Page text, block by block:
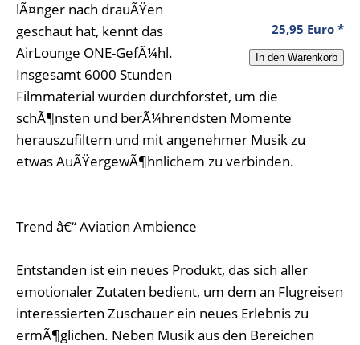
25,95 Euro *
lÃ¤nger nach drauÃŸen
geschaut hat, kennt das
AirLounge ONE-GefÃ¼hl.
Insgesamt 6000 Stunden
Filmmaterial wurden durchforstet, um die
schÃ¶nsten und berÃ¼hrendsten Momente
herauszufiltern und mit angenehmer Musik zu
etwas AuÃŸergewÃ¶hnlichem zu verbinden.
Trend â€“ Aviation Ambience
Entstanden ist ein neues Produkt, das sich aller
emotionaler Zutaten bedient, um dem an Flugreisen
interessierten Zuschauer ein neues Erlebnis zu
ermÃ¶glichen. Neben Musik aus den Bereichen